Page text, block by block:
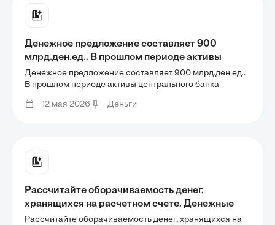
Денежное предложение составляет 900
млрд.ден.ед.. В прошлом периоде активы
центрального банка выросли, что привело к
увеличению денежной базы на 25
млрд.ден.ед.. Известно, что резервная норма -
14%; банки держат собственную кассу,
Денежное предложение составляет 900 млрд.ден.ед..
В прошлом периоде активы центрального банка
25 млрд.ден.ед.. Известно, что резервная норма - 14%;
12 мая 2026 Деньги
Рассчитайте оборачиваемость денег,
хранящихся на расчетном счете. Денежные
агрегаты равны М0=16 млрд. руб., М1=40 млрд.
Рассчитайте оборачиваемость денег, хранящихся на